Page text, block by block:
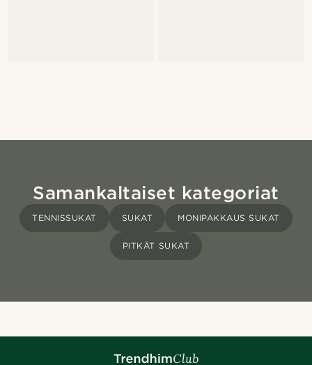
Samankaltaiset kategoriat
TENNISSUKAT SUKAT MONIPAKKAUS SUKAT
PITKÄT SUKAT